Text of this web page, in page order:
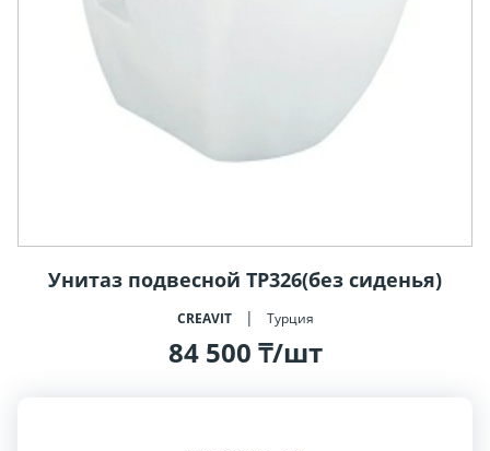
Унитаз подвесной TP326(без сиденья)
CREAVIT Турция
84 500 ₸/шт